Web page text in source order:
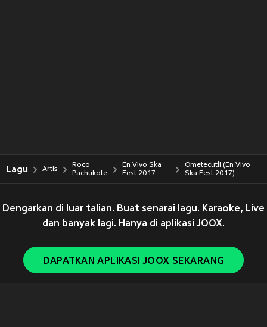
Lagu Artis
Roco
Pachukote
En Vivo Ska
Fest 2017
Ometecutli (En Vivo
Ska Fest 2017)
Dengarkan di luar talian. Buat senarai lagu. Karaoke, Live
dan banyak lagi. Hanya di aplikasi JOOX.
DAPATKAN APLIKASI JOOX SEKARANG